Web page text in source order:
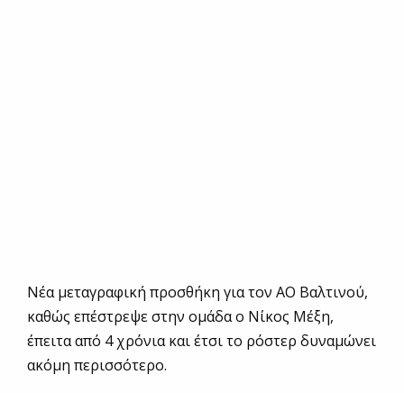
Νέα μεταγραφική προσθήκη για τον ΑΟ Βαλτινού,
καθώς επέστρεψε στην ομάδα ο Νίκος Μέξη,
έπειτα από 4 χρόνια και έτσι το ρόστερ δυναμώνει
ακόμη περισσότερο.